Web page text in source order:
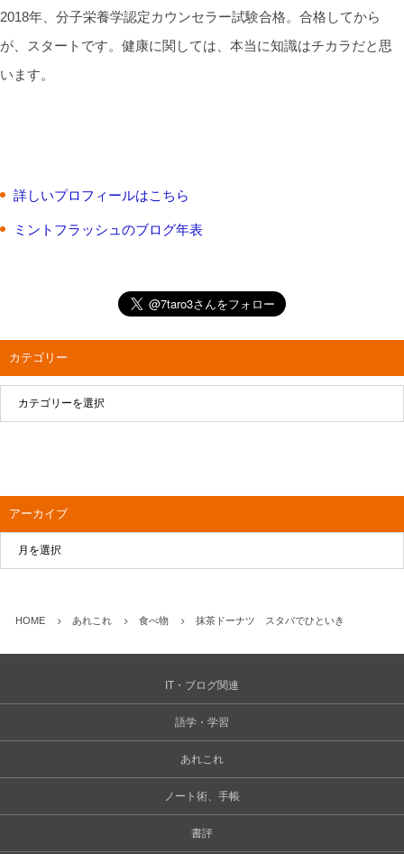
2018年、分子栄養学認定カウンセラー試験合格。合格してから
が、スタートです。健康に関しては、本当に知識はチカラだと思
います。
詳しいプロフィールはこちら
ミントフラッシュのブログ年表
カテゴリー
アーカイブ
HOME あれこれ 食べ物 抹茶ドーナツ スタバでひといき
IT・ブログ関連
語学・学習
あれこれ
ノート術、手帳
書評